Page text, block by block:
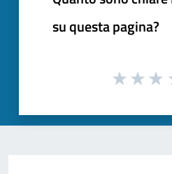
su questa pagina?